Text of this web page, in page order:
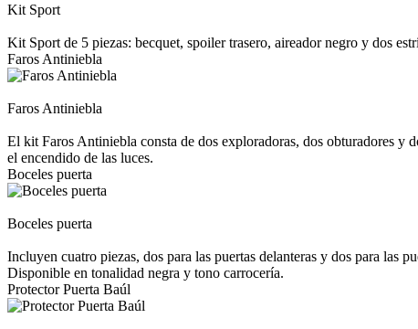
Kit Sport
Kit Sport de 5 piezas: becquet, spoiler trasero, aireador negro y dos
Faros Antiniebla
Faros Antiniebla
El kit Faros Antiniebla consta de dos exploradoras, dos obturadores y
el encendido de las luces.
Boceles puerta
Boceles puerta
Incluyen cuatro piezas, dos para las puertas delanteras y dos para las
Disponible en tonalidad negra y tono carrocería.
Protector Puerta Baúl